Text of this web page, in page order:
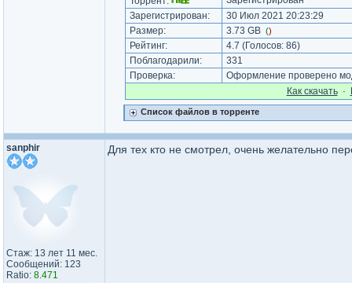
Зарегистрирован:
30 Июл 2021 20:23:29
Размер:
3.73 GB ()
Рейтинг: 4.7 (Голосов: 86)
Поблагодарили:
331
Проверка:
Оформление проверено
Как cкачать·
Список файлов в торренте
sanphir
Стаж: 13 лет 11 мес.
Сообщений: 123
Ratio: 8.471
Для тех кто не смотрел, очень желательно